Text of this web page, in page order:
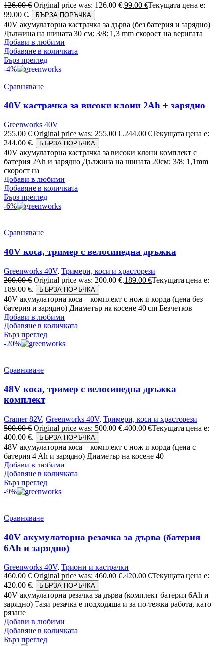
126.00€ Original price was: 126.00 €.99.00 €Текущата цена е:
99.00 €.
БЪРЗА ПОРЪЧКА
40V акумулаторна кастрачка за дърва (без батерия и зарядно)
Дължина на шината 30 см; 3/8; 1,3 mm скорост на веригата
Добави в любими
Добавяне в количката
Бърз преглед
-4%
Сравняване
40V кастрачка за високи клони 2Ah + зарядно
Greenworks 40V
255.00€ Original price was: 255.00 €.244.00 €Текущата цена е:
244.00 €.
БЪРЗА ПОРЪЧКА
40V акумулаторна кастрачка за високи клони комплект с
батерия 2Ah и зарядно Дължина на шината 20см; 3/8; 1,1mm
скорост на
Добави в любими
Добавяне в количката
Бърз преглед
-6%
Сравняване
40V коса, тример с велосипедна дръжка
Greenworks 40V, Тримери, коси и храсторези
200.00€ Original price was: 200.00 €.189.00 €Текущата цена е:
189.00 €.
БЪРЗА ПОРЪЧКА
40V акумулаторна коса – комплект с нож и корда (цена без
батерия и зарядно) Диаметър на косене 40 cm Безчетков
Добави в любими
Добавяне в количката
Бърз преглед
-20%
Сравняване
48V коса, тример с велосипедна дръжка
комплект
Cramer 82V, Greenworks 40V, Тримери, коси и храсторези
500.00€ Original price was: 500.00 €.400.00 €Текущата цена е:
400.00 €.
БЪРЗА ПОРЪЧКА
48V акумулаторна коса – комплект с нож и корда (цена с
батерия 4 Ah и зарядно) Диаметър на косене 40
Добави в любими
Добавяне в количката
Бърз преглед
-9%
Сравняване
40V акумулаторна резачка за дърва (батерия
6Аh и зарядно)
Greenworks 40V, Триони и кастрачки
460.00€ Original price was: 460.00 €.420.00 €Текущата цена е:
420.00 €.
БЪРЗА ПОРЪЧКА
40V акумулаторна резачка за дърва (комплект батерия 6Ah и
зарядно) Тази резачка е подходяща и за по-тежка работа, като
рязане
Добави в любими
Добавяне в количката
Бърз преглед